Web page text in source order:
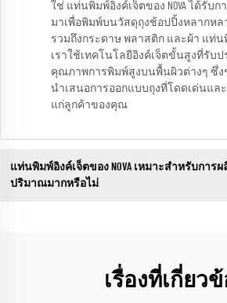
ใช่ แท่นพิมพ์อิงค์เจ็ตของ NOVA ได้รับ
มาเพื่อพิมพ์บนวัสดุถุงช้อปปิ้งหลากหล
รวมถึงกระดาษ พลาสติก และผ้า แท่
เราใช้เทคโนโลยีอิงค์เจ็ตขั้นสูงที่รับป
คุณภาพการพิมพ์สูงบนพื้นผิวต่างๆ ซึ่
นำเสนอการออกแบบถุงที่โดดเด่นแล
แก่ลูกค้าของคุณ
แท่นพิมพ์อิงค์เจ็ตของ NOVA เหมาะสำหรับการ
ปริมาณมากหรือไม่
เรื่องที่เกี่ยว